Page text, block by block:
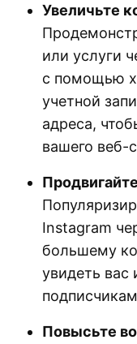
Увеличьте
или услуги
с помощью
учетной
адреса,
вашего веб-
Instagram
большему
увидеть вас
Повысьте